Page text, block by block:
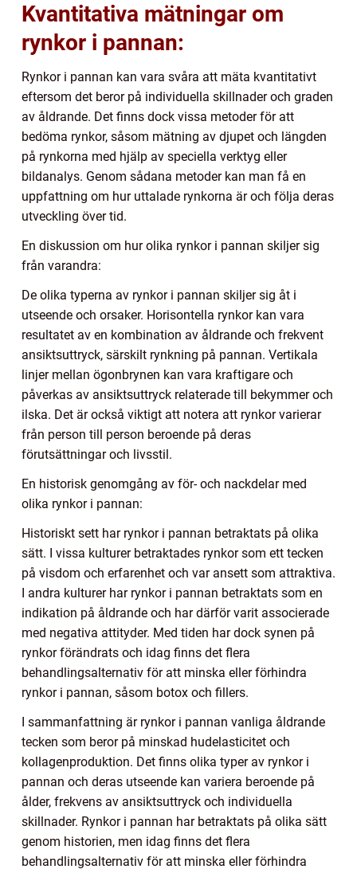
Kvantitativa mätningar om
rynkor i pannan:
Rynkor i pannan kan vara svåra att mäta kvantitativt
eftersom det beror på individuella skillnader och graden
av åldrande. Det finns dock vissa metoder för att
bedöma rynkor, såsom mätning av djupet och längden
på rynkorna med hjälp av speciella verktyg eller
bildanalys. Genom sådana metoder kan man få en
uppfattning om hur uttalade rynkorna är och följa deras
utveckling över tid.
En diskussion om hur olika rynkor i pannan skiljer sig
från varandra:
De olika typerna av rynkor i pannan skiljer sig åt i
utseende och orsaker. Horisontella rynkor kan vara
resultatet av en kombination av åldrande och frekvent
ansiktsuttryck, särskilt rynkning på pannan. Vertikala
linjer mellan ögonbrynen kan vara kraftigare och
påverkas av ansiktsuttryck relaterade till bekymmer och
ilska. Det är också viktigt att notera att rynkor varierar
från person till person beroende på deras
förutsättningar och livsstil.
En historisk genomgång av för- och nackdelar med
olika rynkor i pannan:
Historiskt sett har rynkor i pannan betraktats på olika
sätt. I vissa kulturer betraktades rynkor som ett tecken
på visdom och erfarenhet och var ansett som attraktiva.
I andra kulturer har rynkor i pannan betraktats som en
indikation på åldrande och har därför varit associerade
med negativa attityder. Med tiden har dock synen på
rynkor förändrats och idag finns det flera
behandlingsalternativ för att minska eller förhindra
rynkor i pannan, såsom botox och fillers.
I sammanfattning är rynkor i pannan vanliga åldrande
tecken som beror på minskad hudelasticitet och
kollagenproduktion. Det finns olika typer av rynkor i
pannan och deras utseende kan variera beroende på
ålder, frekvens av ansiktsuttryck och individuella
skillnader. Rynkor i pannan har betraktats på olika sätt
genom historien, men idag finns det flera
behandlingsalternativ för att minska eller förhindra